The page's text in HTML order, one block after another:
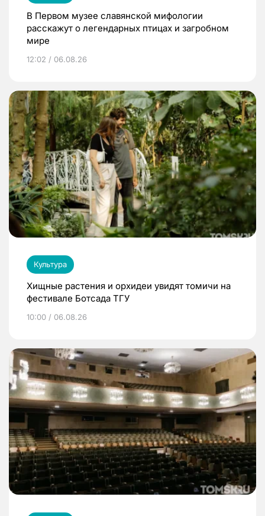
В Первом музее славянской мифологии
расскажут о легендарных птицах и загробном
мире
12:02 / 06.08.26
Культура
Хищные растения и орхидеи увидят томичи на
фестивале Ботсада ТГУ
10:00 / 06.08.26